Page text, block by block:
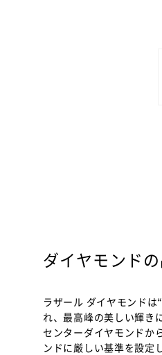
ダイヤモンド
ラザール ダイヤモンド
れ、最高峰の美しい輝き
センターダイヤモンドか
ンドに厳しい基準を設定